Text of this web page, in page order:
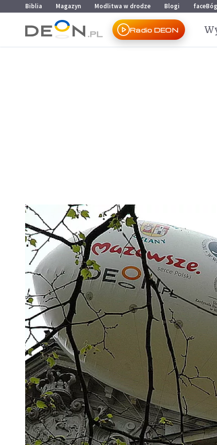
Przejdź do menu głównego
Przejdź do treści
Biblia Magazyn Modlitwa w drodze Blogi faceBóg
Radio DEON